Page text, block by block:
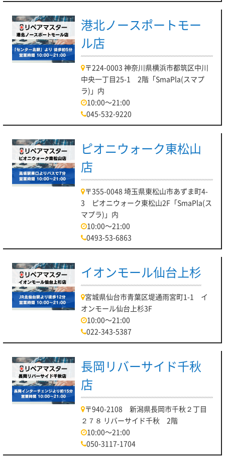
港北ノースポートモー
ル店
〒224-0003 神奈川県横浜市都筑区中川
中央一丁目25-1 2階「SmaPla(スマプ
ラ)」内
10:00～21:00
045-532-9220
ピオニウォーク東松山
店
〒355-0048 埼玉県東松山市あずま町4-
3 ピオニウォーク東松山2F「SmaPla(ス
マプラ)」内
10:00～21:00
0493-53-6863
イオンモール仙台上杉
宮城県仙台市青葉区堤通雨宮町1-1 イ
オンモール仙台上杉3F
10:00～21:00
022-343-5387
長岡リバーサイド千秋
店
〒940-2108 新潟県長岡市千秋２丁目
２７８ リバーサイド千秋 2階
10:00～21:00
050-3117-1704